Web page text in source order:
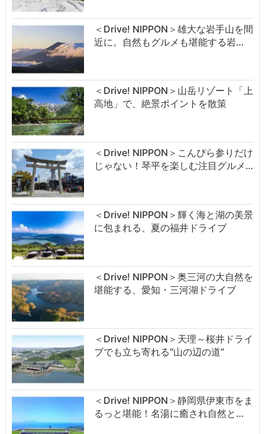
＜Drive! NIPPON＞雄大な岩手山を間
近に。自然もグルメも堪能する岩…
＜Drive! NIPPON＞山岳リゾート「上
高地」で、絶景ポイントを散策
＜Drive! NIPPON＞こんぴら参りだけ
じゃない！琴平を楽しむ注目グルメ…
＜Drive! NIPPON＞輝く海と湖の美景
に包まれる、夏の福井ドライブ
＜Drive! NIPPON＞奥三河の大自然を
堪能する、愛知・三河湖ドライブ
＜Drive! NIPPON＞天理～桜井ドライ
ブでも立ち寄れる“山の辺の道”
＜Drive! NIPPON＞静岡県伊東市をま
るっと堪能！名湯に癒され自然と…